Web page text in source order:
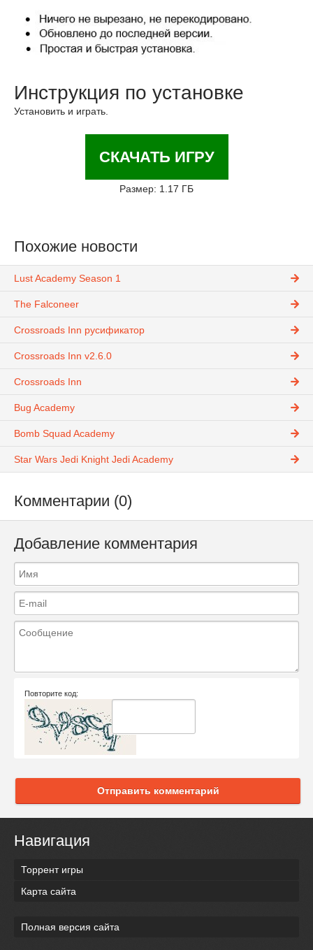
Инструкция по установке
Установить и играть.
СКАЧАТЬ ИГРУ
Размер: 1.17 ГБ
Похожие новости
Lust Academy Season 1
The Falconeer
Crossroads Inn русификатор
Crossroads Inn v2.6.0
Crossroads Inn
Bug Academy
Bomb Squad Academy
Star Wars Jedi Knight Jedi Academy
Комментарии (0)
Добавление комментария
Повторите код:
Отправить комментарий
Навигация
Торрент игры
Карта сайта
Полная версия сайта